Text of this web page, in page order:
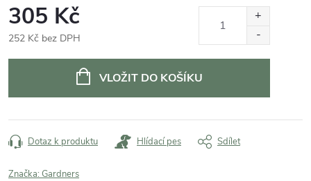
305 Kč
252 Kč bez DPH
VLOŽIT DO KOŠÍKU
Dotaz k produktu Hlídací pes Sdílet
Značka: Gardners